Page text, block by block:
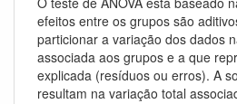
efeitos entre os grupos são
particionar a variação dos dados
associada aos grupos e a que
explicada (resíduos ou erros). A
resultam na variação total